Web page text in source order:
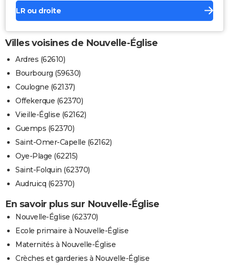
LR ou droite
Villes voisines de Nouvelle-Église
Ardres (62610)
Bourbourg (59630)
Coulogne (62137)
Offekerque (62370)
Vieille-Église (62162)
Guemps (62370)
Saint-Omer-Capelle (62162)
Oye-Plage (62215)
Saint-Folquin (62370)
Audruicq (62370)
En savoir plus sur Nouvelle-Église
Nouvelle-Église (62370)
Ecole primaire à Nouvelle-Église
Maternités à Nouvelle-Église
Crèches et garderies à Nouvelle-Église